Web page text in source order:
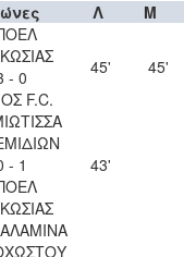
Λ Μ
- 0
F.C.
45' 45'
- 1
43'